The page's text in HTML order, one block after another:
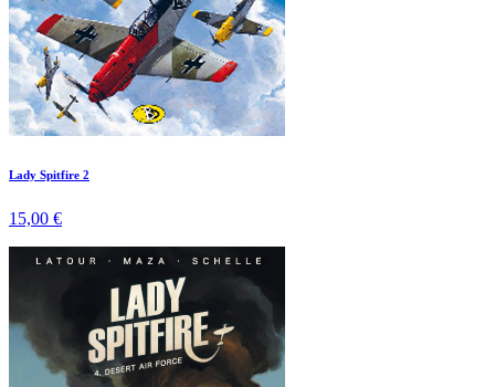
Lady Spitfire 2
15,00 €